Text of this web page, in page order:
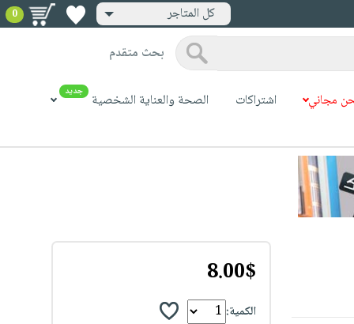
كل المتاجر 0
بحث متقدم
مجاني اشتراكات الصحة والعناية الشخصية جديد
8.00$
الكمية: